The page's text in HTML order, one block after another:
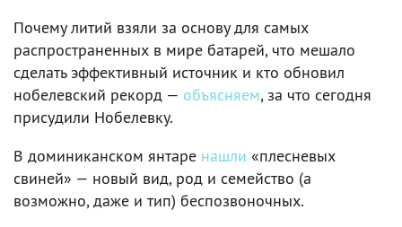
Почему литий взяли за основу для самых
распространенных в мире батарей, что мешало
сделать эффективный источник и кто обновил
нобелевский рекорд — объясняем, за что сегодня
присудили Нобелевку.
В доминиканском янтаре нашли «плесневых
свиней» — новый вид, род и семейство (а
возможно, даже и тип) беспозвоночных.